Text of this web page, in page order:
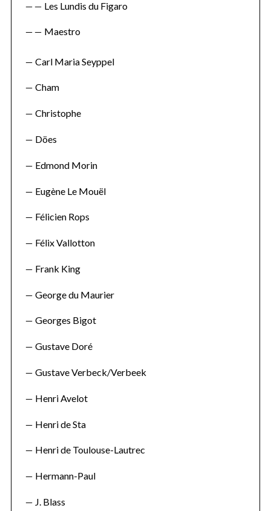
Les Lundis du Figaro
Maestro
Carl Maria Seyppel
Cham
Christophe
Döes
Edmond Morin
Eugène Le Mouël
Félicien Rops
Félix Vallotton
Frank King
George du Maurier
Georges Bigot
Gustave Doré
Gustave Verbeck/Verbeek
Henri Avelot
Henri de Sta
Henri de Toulouse-Lautrec
Hermann-Paul
J. Blass